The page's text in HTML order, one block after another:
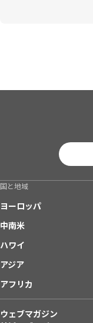
国と地域
ヨーロッパ
中南米
ハワイ
アジア
アフリカ
ウェブマガジン